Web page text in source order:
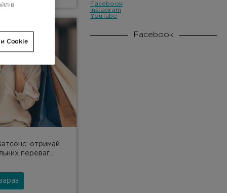
отримай
переваг...
Facebook
Instagram
YouTube
Facebook
Cookie